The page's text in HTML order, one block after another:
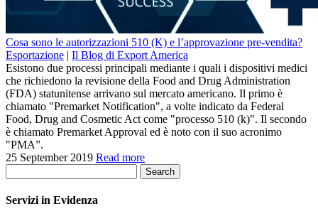
Cosa sono le autorizzazioni 510 (K) e l’approvazione pre-vendita?
Esportazione | Il Blog di Export America
Esistono due processi principali mediante i quali i dispositivi medici
che richiedono la revisione della Food and Drug Administration
(FDA) statunitense arrivano sul mercato americano. Il primo è
chiamato "Premarket Notification", a volte indicato da Federal
Food, Drug and Cosmetic Act come "processo 510 (k)". Il secondo
è chiamato Premarket Approval ed è noto con il suo acronimo
"PMA”.
25 September 2019 Read more
Search
Servizi in Evidenza